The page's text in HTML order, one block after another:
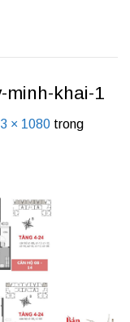
minh-khai-1
× 1080 trong